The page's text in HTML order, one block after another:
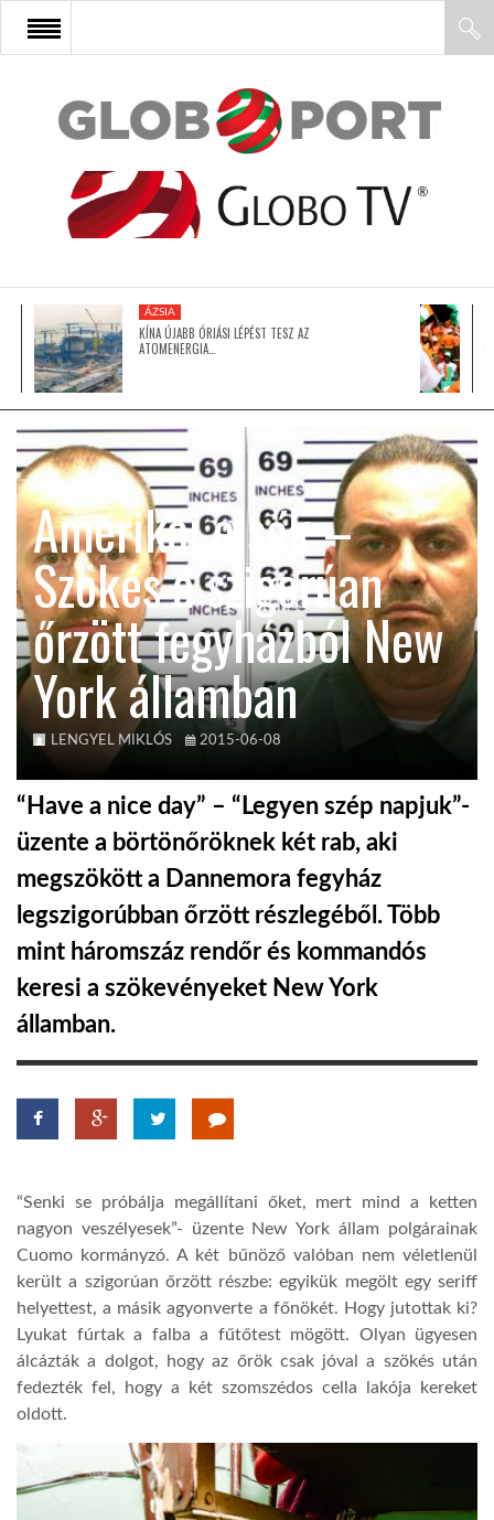
FŐOLDAL
AFRIKA
ÁZSIA
LATIN-AMERIKA
KÖZEL-KELET
AUSZTRÁLIA
A VILÁG ITTHON
MÉDIA
GLOBOTV BP
HÍR3D
TROPICALMAGAZIN
A NAP SZÉPE
LINKTR.EE
GLOBOZSARU
DOBRAVERO.HU
ÁZSIA
KÍNA ÚJABB ÓRIÁSI LÉPÉST TESZ AZ
ATOMENERGIA…
Amerikai elsők –
Szökés a szigorúan
őrzött fegyházból New
York államban
LENGYEL MIKLÓS 2015-06-08
“Have a nice day” – “Legyen szép napjuk”-
üzente a börtönőröknek két rab, aki
megszökött a Dannemora fegyház
legszigorúbban őrzött részlegéből. Több
mint háromszáz rendőr és kommandós
keresi a szökevényeket New York
államban.
“Senki se próbálja megállítani őket, mert mind a ketten
nagyon veszélyesek”- üzente New York állam polgárainak
Cuomo kormányzó. A két bűnöző valóban nem véletlenül
került a szigorúan őrzött részbe: egyikük megölt egy seriff
helyettest, a másik agyonverte a főnökét. Hogy jutottak ki?
Lyukat fúrtak a falba a fűtőtest mögött. Olyan ügyesen
álcázták a dolgot, hogy az őrök csak jóval a szökés után
fedezték fel, hogy a két szomszédos cella lakója kereket
oldott.